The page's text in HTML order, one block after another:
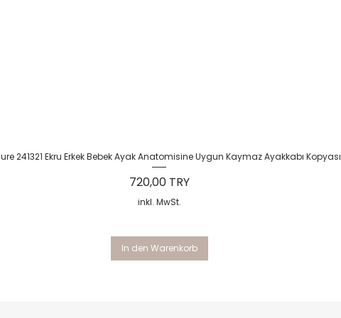
Schnellansicht
241321 Ekru Erkek Bebek Ayak Anatomisine Uygun Kaymaz Ayakkabı Kopyası
Preis
720,00 TRY
inkl. MwSt.
In den Warenkorb